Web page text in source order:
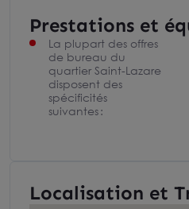
Prestations et
La plupart des offres
de bureau du
quartier Saint-Lazare
disposent des
spécificités
suivantes :
Localisation et